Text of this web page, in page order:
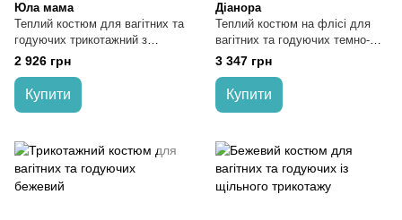
Юла мама
Теплий костюм для вагітних та
годуючих трикотажний з
начісом пудровий
2 926 грн
Купити
Діанора
Теплий костюм на флісі для
вагітних та годуючих темно-
блакитний
3 347 грн
Купити